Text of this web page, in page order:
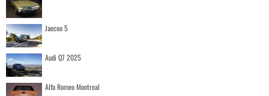
Jaecoo 5
Audi Q7 2025
Alfa Romeo Montreal